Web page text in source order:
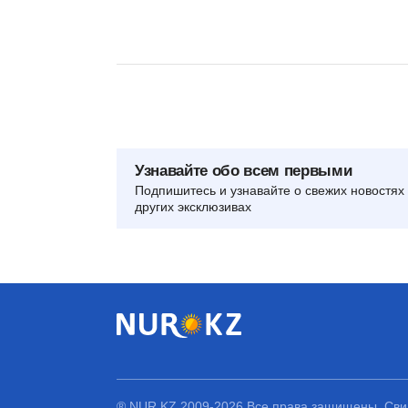
Узнавайте обо всем первыми
Подпишитесь и узнавайте о свежих
других эксклюзивах